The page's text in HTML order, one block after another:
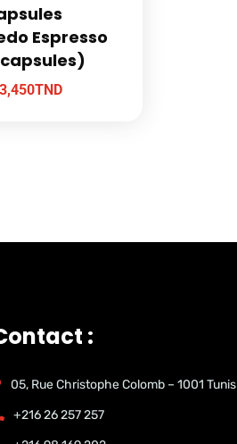
Espresso
TND
:
05, Rue Christophe Colomb – 1001 Tunis
+216 26 257 257